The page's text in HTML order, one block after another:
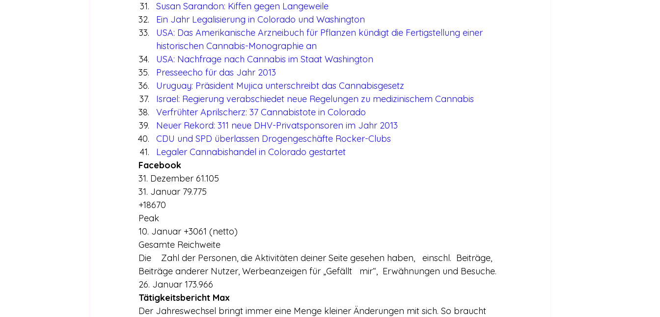
Susan Sarandon: Kiffen gegen Langeweile
Ein Jahr Legalisierung in Colorado und Washington
USA: Das Amerikanische Arzneibuch für Pflanzen kündigt die Fertigstellung einer
historischen Cannabis-Monographie an
USA: Nachfrage nach Cannabis im Staat Washington
Presseecho für das Jahr 2013
Uruguay: Präsident Mujica unterschreibt das Cannabisgesetz
Israel: Regierung verabschiedet neue Regelungen zu medizinischem Cannabis
Verfrühter Aprilscherz: 37 Cannabistote in Colorado
Neuer Rekord: 311 neue DHV-Privatsponsoren im Jahr 2013
CDU und SPD überlassen Drogengeschäfte Rocker-Clubs
Legaler Cannabishandel in Colorado gestartet
Facebook
31. Dezember 61.105
31. Januar 79.775
+18670
Peak
10. Januar +3061 (netto)
Gesamte Reichweite
Die    Zahl der Personen, die Aktivitäten deiner Seite gesehen haben,   einschl.  Beiträge,
Beiträge anderer Nutzer, Werbeanzeigen für „Gefällt   mir“,  Erwähnungen und Besuche.
26. Januar 173.966
Tätigkeitsbericht Max
Der Jahreswechsel bringt immer eine Menge kleiner Änderungen mit sich. So braucht